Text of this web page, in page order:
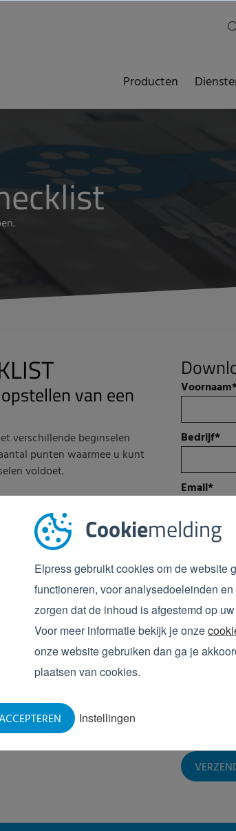
Cookiemelding
Elpress gebruikt cookies om de website
functioneren, voor analysedoeleinden en
zorgen dat de inhoud is afgestemd op
Voor meer informatie bekijk je onze
onze website gebruiken dan ga je
plaatsen van cookies.
Instellingen
Producten
van een
verschillende beginselen
punten waarmee u kunt
voldoet.
te vullen en op verzenden te
Voornaam
Bedrijf*
Email*
Elpress doet
gegevens
ons hebt
nemen over
Van tijd tot tijd